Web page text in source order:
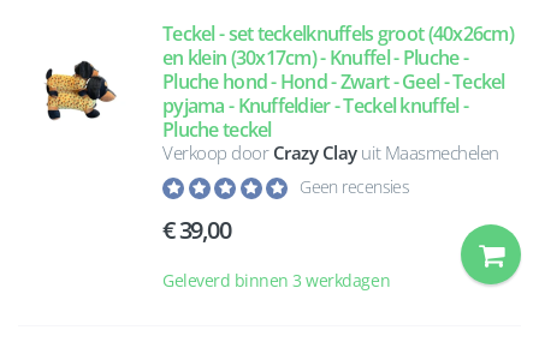
Teckel - set teckelknuffels groot (40x26cm)
en klein (30x17cm) - Knuffel - Pluche -
Pluche hond - Hond - Zwart - Geel - Teckel
pyjama - Knuffeldier - Teckel knuffel -
Pluche teckel
Verkoop door Crazy Clayuit Maasmechelen
Geen recensies
39,00
Geleverd binnen 3 werkdagen